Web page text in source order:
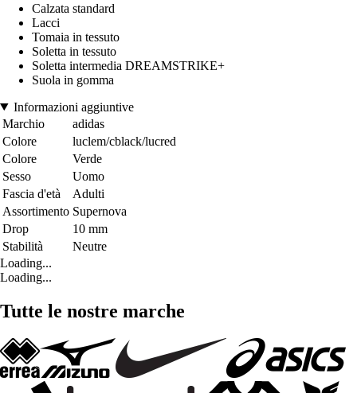
Calzata standard
Lacci
Tomaia in tessuto
Soletta in tessuto
Soletta intermedia DREAMSTRIKE+
Suola in gomma
Informazioni aggiuntive
Marchio
adidas
Colore
luclem/cblack/lucred
Colore
Verde
Sesso
Uomo
Fascia d'età
Adulti
Assortimento Supernova
Drop
10 mm
Stabilità
Neutre
Loading...
Loading...
Tutte le nostre marche